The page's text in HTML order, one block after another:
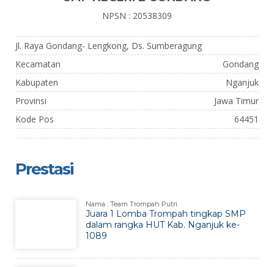
NPSN : 20538309
Jl. Raya Gondang- Lengkong, Ds. Sumberagung
Kecamatan
Gondang
Kabupaten
Nganjuk
Provinsi
Jawa Timur
Kode Pos
64451
Prestasi
Nama : Team Trompah Putri
Juara 1 Lomba Trompah tingkap SMP
dalam rangka HUT Kab. Nganjuk ke-
1089